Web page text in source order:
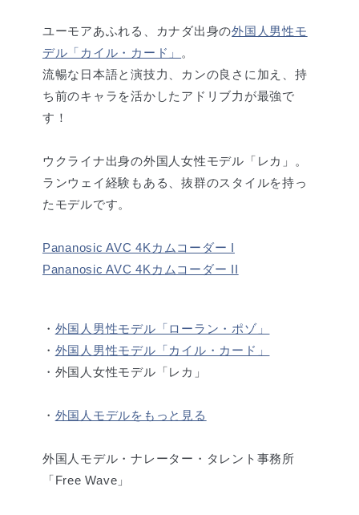
ユーモアあふれる、カナダ出身の外国人男性モ
デル「カイル・カード」
。
流暢な日本語と演技力、カンの良さに加え、持
ち前のキャラを活かしたアドリブ力が最強で
す！
ウクライナ出身の外国人女性モデル「レカ」。
ランウェイ経験もある、抜群のスタイルを持っ
たモデルです。
Pananosic AVC 4Kカムコーダー I
Pananosic AVC 4Kカムコーダー II
・ 外国人男性モデル「ローラン・ポゾ」
・ 外国人男性モデル「カイル・カード」
・外国人女性モデル「レカ」
・ 外国人モデルをもっと見る
外国人モデル・ナレーター・タレント事務所
「Free Wave」